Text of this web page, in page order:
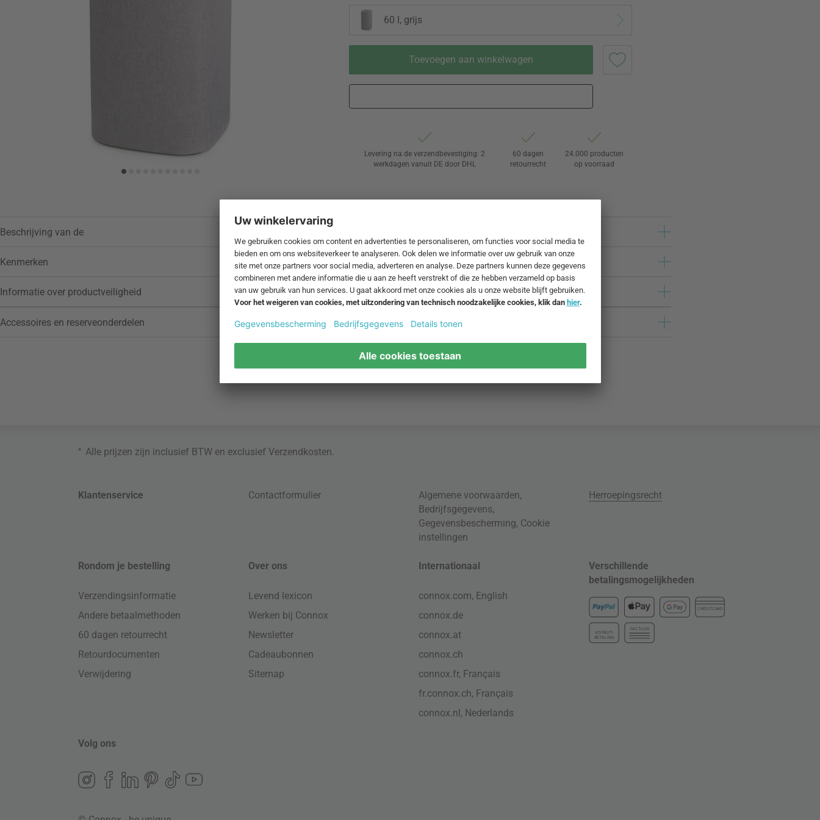
60 l, grijs
Toevoegen aan winkelwagen
Levering na de verzendbevestiging: 2
werkdagen vanuit DE door DHL
60 dagen
retourrecht
24.000 producten
op voorraad
Beschrijving van de
Kenmerken
Informatie over productveiligheid
Accessoires en reserveonderdelen
* Alle prijzen zijn inclusief BTW en exclusiefVerzendkosten.
Klantenservice Contactformulier Algemene voorwaarden,
Bedrijfsgegevens,
Gegevensbescherming, Cookie
instellingen
Herroepingsrecht
Rondom je bestelling
Verzendingsinformatie
Andere betaalmethoden
60 dagen retourrecht
Retourdocumenten
Verwijdering
Over ons
Levend lexicon
Werken bij Connox
Newsletter
Cadeaubonnen
Sitemap
Internationaal
connox.com, English
connox.de
connox.at
connox.ch
connox.fr, Français
fr.connox.ch, Français
connox.nl, Nederlands
Verschillende
betalingsmogelijkheden
CREDITCARD
VOORUIT-
BETALING
FACTUUR
Volg ons